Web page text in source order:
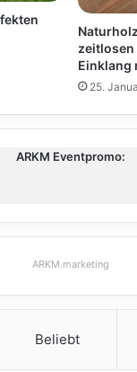
zeitlosen
Einklang
25.
ARKM Eventpromo:
ARKM.marketing
Beliebt